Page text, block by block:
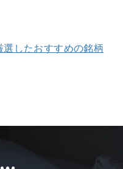
したおすすめの銘柄